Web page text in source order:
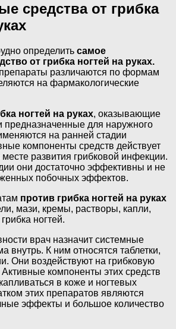
средства от грибка
определить самое
от грибка ногтей на руках.
различаются по формам
на фармакологические
ногтей на руках, оказывающие
предназначенные для наружного
на ранней стадии
компоненты средств действует
развития грибковой инфекции.
они достаточно эффективны и не
побочных эффектов.
против грибка ногтей на руках
мази, кремы, растворы, капли,
ногтей.
врач назначит системные
внутрь. К ним относятся таблетки,
Они воздействуют на грибковую
компоненты этих средств
в коже и ногтевых
этих препаратов являются
эффекты и большое количество